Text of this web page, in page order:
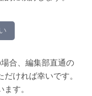
合、編集部直通の
ければ幸いです。
す。